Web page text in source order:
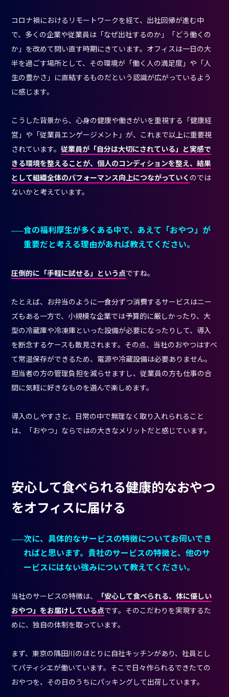
コロナ禍におけるリモートワークを経て、出社回帰が進む中
で、多くの企業や従業員は「なぜ出社するのか」「どう働くの
か」を改めて問い直す時期にきています。オフィスは一日の大
半を過ごす場所として、その環境が「働く人の満足度」や「人
生の豊かさ」に直結するものだという認識が広がっているよう
に感じます。
こうした背景から、心身の健康や働きがいを重視する「健康経
営」や「従業員エンゲージメント」が、これまで以上に重要視
されています。従業員が「自分は大切にされている」と実感で
きる環境を整えることが、個人のコンディションを整え、結果
として組織全体のパフォーマンス向上につながっていく のでは
ないかと考えています。
食の福利厚生が多くある中で、あえて「おやつ」が
重要だと考える理由があれば教えてください。
圧倒的に「手軽に試せる」という点ですね。
たとえば、お弁当のように一食分ずつ消費するサービスはニー
ズもある一方で、小規模な企業では予算的に厳しかったり、大
型の冷蔵庫や冷凍庫といった設備が必要になったりして、導入
を断念するケースも散見されます。その点、当社のおやつはすべ
て常温保存ができるため、電源や冷蔵設備は必要ありません。
担当者の方の管理負担を減らせますし、従業員の方も仕事の合
間に気軽に好きなものを選んで楽しめます。
導入のしやすさと、日常の中で無理なく取り入れられること
は、「おやつ」ならではの大きなメリットだと感じています。
安心して食べられる健康的なおやつ
をオフィスに届ける
次に、具体的なサービスの特徴についてお伺いでき
ればと思います。貴社のサービスの特徴と、他のサ
ービスにはない強みについて教えてください。
当社のサービスの特徴は、
「安心して食べられる、体に優しい
おやつ」をお届けしている点です。そのこだわりを実現するた
めに、独自の体制を取っています。
まず、東京の隅田川のほとりに自社キッチンがあり、社員とし
てパティシエが働いています。そこで日々作られるできたての
おやつを、その日のうちにパッキングして出荷しています。